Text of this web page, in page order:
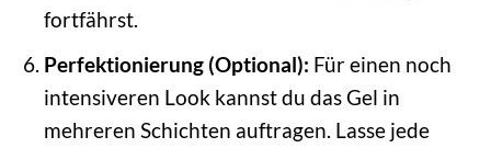
fortfährst.
Perfektionierung (Optional): Für einen noch
intensiveren Look kannst du das Gel in
mehreren Schichten auftragen. Lasse jede